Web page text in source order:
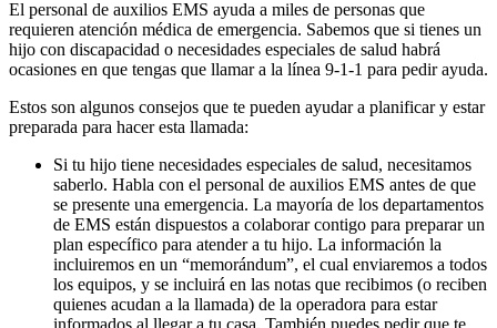
El personal de auxilios EMS ayuda a miles de personas que
requieren atención médica de emergencia. Sabemos que si tienes un
hijo con discapacidad o necesidades especiales de salud habrá
ocasiones en que tengas que llamar a la línea 9-1-1 para pedir ayuda.
Estos son algunos consejos que te pueden ayudar a planificar y estar
preparada para hacer esta llamada:
Si tu hijo tiene necesidades especiales de salud, necesitamos
saberlo. Habla con el personal de auxilios EMS antes de que
se presente una emergencia. La mayoría de los departamentos
de EMS están dispuestos a colaborar contigo para preparar un
plan específico para atender a tu hijo. La información la
incluiremos en un “memorándum”, el cual enviaremos a todos
los equipos, y se incluirá en las notas que recibimos (o reciben
quienes acudan a la llamada) de la operadora para estar